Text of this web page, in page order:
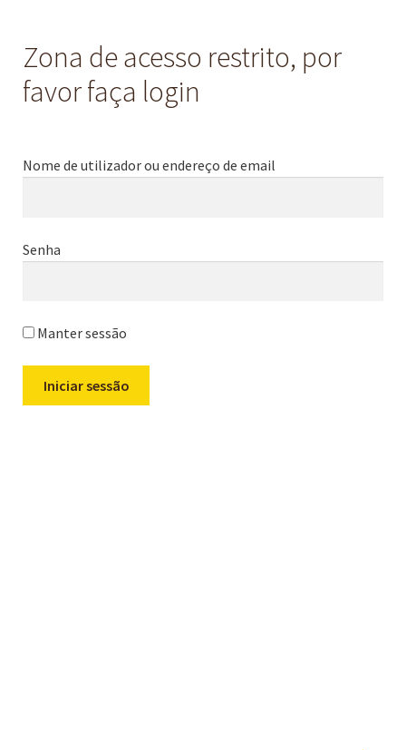
Zona de acesso restrito, por
favor faça login
Nome de utilizador ou endereço de email
Senha
Manter sessão